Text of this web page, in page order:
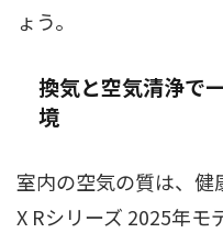
ょう。
換気と空気清浄で
境
室内の空気の質は、健
X Rシリーズ 2025年モ